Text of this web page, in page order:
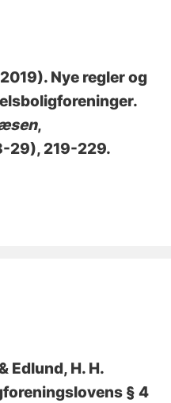
Nye regler og
.
,
29), 219-229.
Edlund, H. H.
§ 4